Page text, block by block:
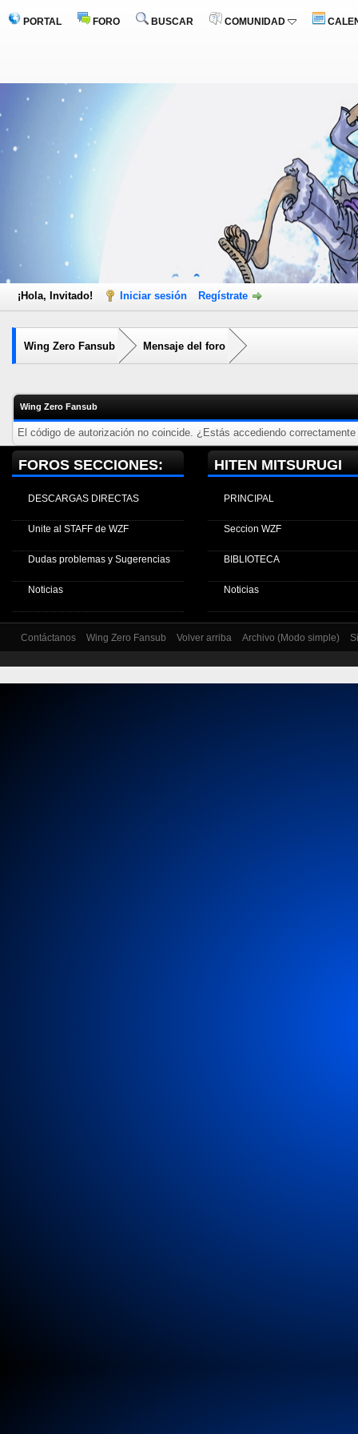
PORTAL FORO BUSCAR COMUNIDAD
¡Hola, Invitado! Iniciar sesión Regístrate
Wing Zero Fansub Mensaje del foro
Wing Zero Fansub
El código de autorización no coincide. ¿Estás accediendo
FOROS SECCIONES:
DESCARGAS DIRECTAS
Unite al STAFF de WZF
Dudas problemas y Sugerencias
Noticias
HITEN MITSURUGI
PRINCIPAL
Seccion WZF
BIBLIOTECA
Noticias
Contáctanos Wing Zero Fansub Volver arriba Archivo (Modo simple)